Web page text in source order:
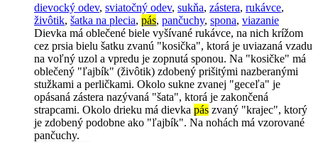
dievocký odev, sviatočný odev, sukňa, zástera, rukávce,
živôtik, šatka na plecia, pás, pančuchy, spona, viazanie
Dievka má oblečené biele vyšívané rukávce, na nich krížom
cez prsia bielu šatku zvanú "kosička", ktorá je uviazaná vzadu
na voľný uzol a vpredu je zopnutá sponou. Na "kosičke" má
oblečený "ľajbík" (živôtik) zdobený prišitými nazberanými
stužkami a perličkami. Okolo sukne zvanej "geceľa" je
opásaná zástera nazývaná "šata", ktorá je zakončená
strapcami. Okolo drieku má dievka pás zvaný "krajec", ktorý
je zdobený podobne ako "ľajbík". Na nohách má vzorované
pančuchy.